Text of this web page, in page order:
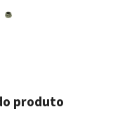
produto